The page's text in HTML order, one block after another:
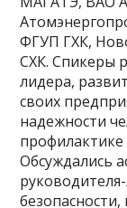
ФГУП ГХК,
СХК. Спикеры
лидера,
своих
надежности
профилактике
Обсуждались